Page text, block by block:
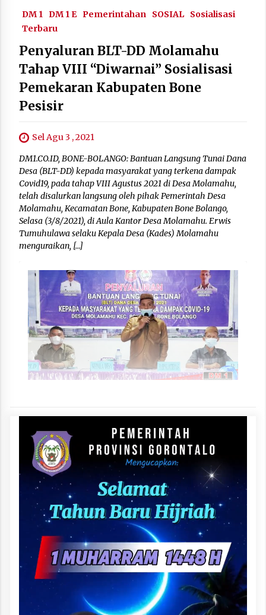
DM 1 DM 1 E Pemerintahan SOSIAL
Sosialisasi
Terbaru
Penyaluran BLT-DD Molamahu
Tahap VIII “Diwarnai” Sosialisasi
Pemekaran Kabupaten Bone
Pesisir
Sel Agu 3 , 2021
DM1.CO.ID, BONE-BOLANGO: Bantuan Langsung Tunai Dana
Desa (BLT-DD) kepada masyarakat yang terkena dampak
Covid19, pada tahap VIII Agustus 2021 di Desa Molamahu,
telah disalurkan langsung oleh pihak Pemerintah Desa
Molamahu, Kecamatan Bone, Kabupaten Bone Bolango,
Selasa (3/8/2021), di Aula Kantor Desa Molamahu. Erwis
Tumuhulawa selaku Kepala Desa (Kades) Molamahu
menguraikan, […]